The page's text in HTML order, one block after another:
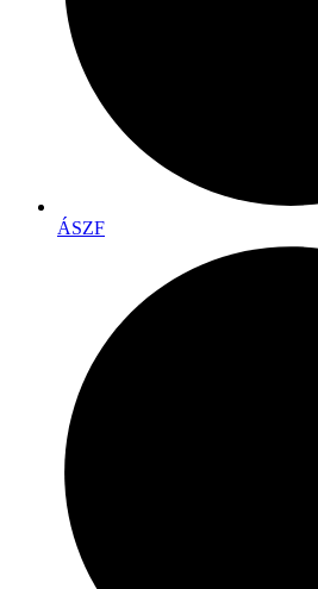
ÁSZF